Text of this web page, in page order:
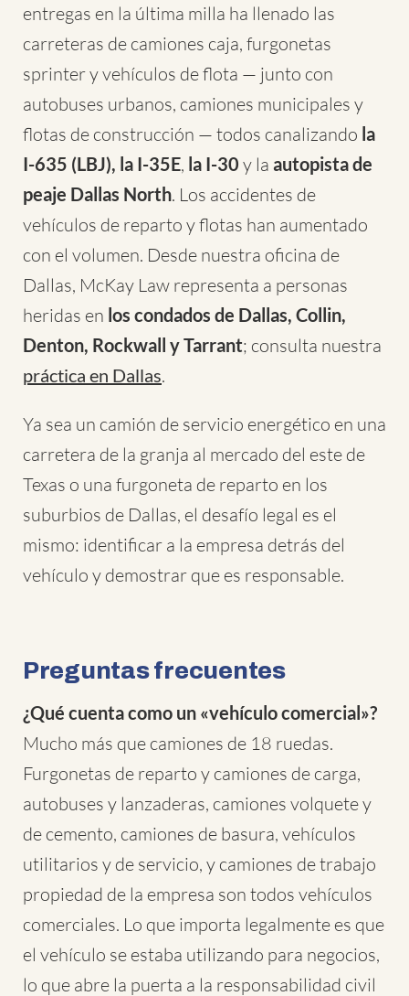
entregas en la última milla ha llenado las
carreteras de camiones caja, furgonetas
sprinter y vehículos de flota — junto con
autobuses urbanos, camiones municipales y
flotas de construcción — todos canalizando la
I-635 (LBJ), la I-35E, la I-30 y la autopista de
peaje Dallas North. Los accidentes de
vehículos de reparto y flotas han aumentado
con el volumen. Desde nuestra oficina de
Dallas, McKay Law representa a personas
heridas en los condados de Dallas, Collin,
Denton, Rockwall y Tarrant; consulta nuestra
práctica en Dallas.
Ya sea un camión de servicio energético en una
carretera de la granja al mercado del este de
Texas o una furgoneta de reparto en los
suburbios de Dallas, el desafío legal es el
mismo: identificar a la empresa detrás del
vehículo y demostrar que es responsable.
Preguntas frecuentes
¿Qué cuenta como un «vehículo comercial»?
Mucho más que camiones de 18 ruedas.
Furgonetas de reparto y camiones de carga,
autobuses y lanzaderas, camiones volquete y
de cemento, camiones de basura, vehículos
utilitarios y de servicio, y camiones de trabajo
propiedad de la empresa son todos vehículos
comerciales. Lo que importa legalmente es que
el vehículo se estaba utilizando para negocios,
lo que abre la puerta a la responsabilidad civil